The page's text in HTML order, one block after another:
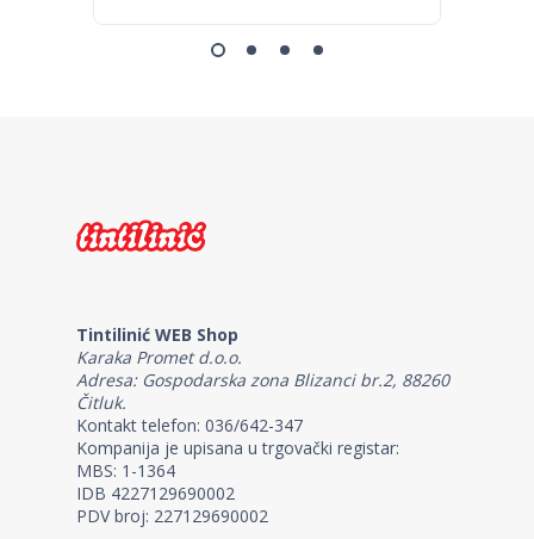
Tintilinić WEB Shop
Karaka Promet d.o.o.
Adresa: Gospodarska zona Blizanci br.2, 88260
Čitluk.
Kontakt telefon: 036/642-347
Kompanija je upisana u trgovački registar:
MBS: 1-1364
IDB 4227129690002
PDV broj: 227129690002